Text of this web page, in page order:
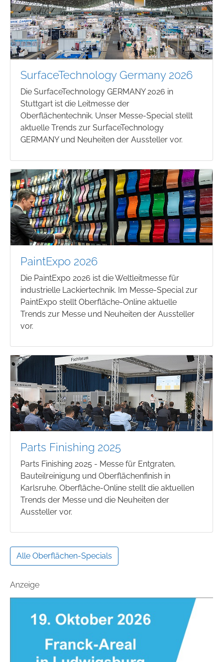
SurfaceTechnology Germany 2026
Die SurfaceTechnology GERMANY 2026 in
Stuttgart ist die Leitmesse der
Oberflächentechnik. Unser Messe-Special stellt
aktuelle Trends zur SurfaceTechnology
GERMANY und Neuheiten der Aussteller vor.
PaintExpo 2026
Die PaintExpo 2026 ist die Weltleitmesse für
industrielle Lackiertechnik. Im Messe-Special zur
PaintExpo stellt Oberfläche-Online aktuelle
Trends zur Messe und Neuheiten der Aussteller
vor.
Parts Finishing 2025
Parts Finishing 2025 - Messe für Entgraten,
Bauteilreinigung und Oberflächenfinish in
Karlsruhe. Oberfläche-Online stellt die aktuellen
Trends der Messe und die Neuheiten der
Aussteller vor.
Alle Oberflächen-Specials
Anzeige